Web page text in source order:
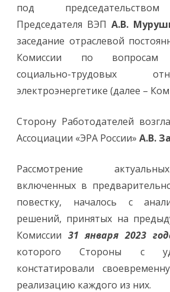
под председательством
Председателя ВЭП А.В.
заседание отраслевой
Комиссии по вопросам
социально-трудовых
электроэнергетике (далее –
Сторону Работодателей
Ассоциации «ЭРА России» А.В.
Рассмотрение
включенных в
повестку, началось с
решений, принятых на
Комиссии 31 января 2023
которого Стороны с
констатировали
реализацию каждого из них.